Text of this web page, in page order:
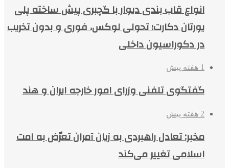
انواع قاب بندی دیوار با گچبری پیش ساخته پلی
یورتان دکارت؛ تحولی لوکس، فوری و بدون تخریب
در دکوراسیون داخلی
1 هفته پیش
گفتگوی تلفنی وزرای امور خارجه ایران و هند
2 هفته پیش
مخبر: تعادل راهبردی به زیان آمران تعرّض به امت
اسلامی تغییر می‌کند